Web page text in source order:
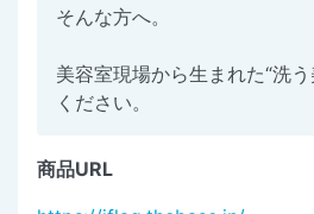
そんな方へ。
美容室現場から生まれた“洗
ください。
商品URL